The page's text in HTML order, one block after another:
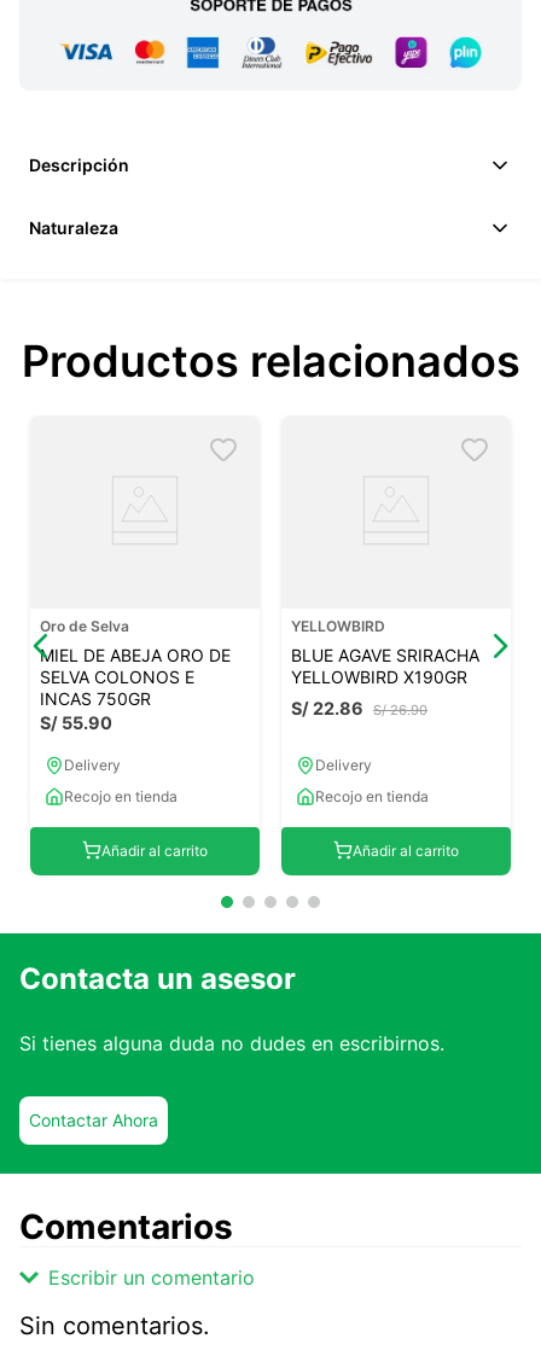
Descripción
Naturaleza
Productos relacionados
Oro de Selva
MIEL DE ABEJA ORO DE
SELVA COLONOS E
INCAS 750GR
S/ 55.90
Delivery
Recojo en tienda
Añadir al carrito
YELLOWBIRD
BLUE AGAVE SRIRACHA
YELLOWBIRD X190GR
S/ 26.90
S/22.86
Delivery
Recojo en tienda
Añadir al carrito
Contacta un asesor
Si tienes alguna duda no dudes en escribirnos.
Contactar Ahora
Comentarios
Escribir un comentario
Sin comentarios.